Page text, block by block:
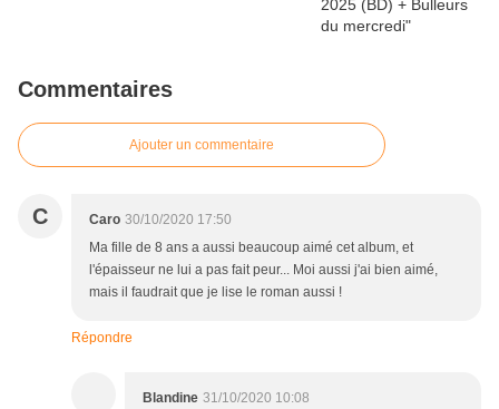
Commentaires
Ajouter un commentaire
C Caro 30/10/2020 17:50
Ma fille de 8 ans a aussi beaucoup aimé cet album, et
l'épaisseur ne lui a pas fait peur... Moi aussi j'ai bien aimé,
mais il faudrait que je lise le roman aussi !
Répondre
Blandine 31/10/2020 10:08